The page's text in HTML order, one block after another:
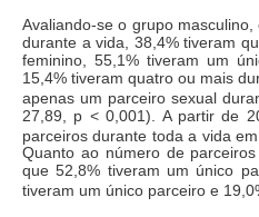
Avaliando-se o grupo
durante a vida, 38,4% tiveram
feminino, 55,1% tiveram um
15,4% tiveram quatro ou mais
apenas um parceiro sexual
27,89, p < 0,001). A partir de
parceiros durante toda a vida
Quanto ao número de
que 52,8% tiveram um único
tiveram um único parceiro e